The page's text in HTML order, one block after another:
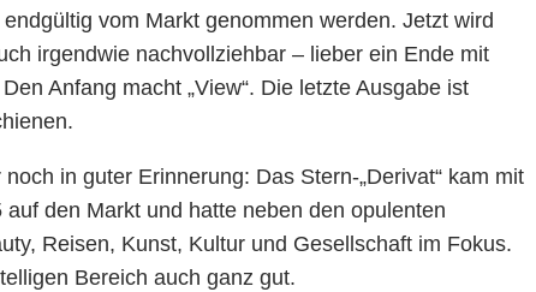
vom Markt genommen werden. Jetzt wird
irgendwie nachvollziehbar – lieber ein Ende mit
Anfang macht „View“. Die letzte Ausgabe ist
in guter Erinnerung: Das Stern-„Derivat“ kam mit
den Markt und hatte neben den opulenten
Reisen, Kunst, Kultur und Gesellschaft im Fokus.
Bereich auch ganz gut.